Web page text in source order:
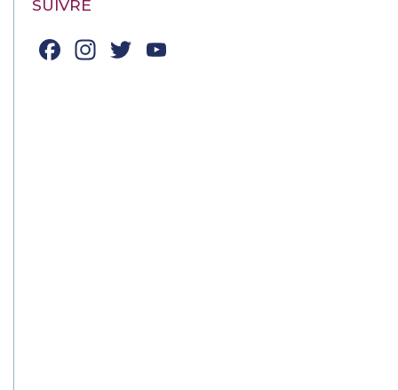
SUIVRE
Facebook
Instagram
Twitter